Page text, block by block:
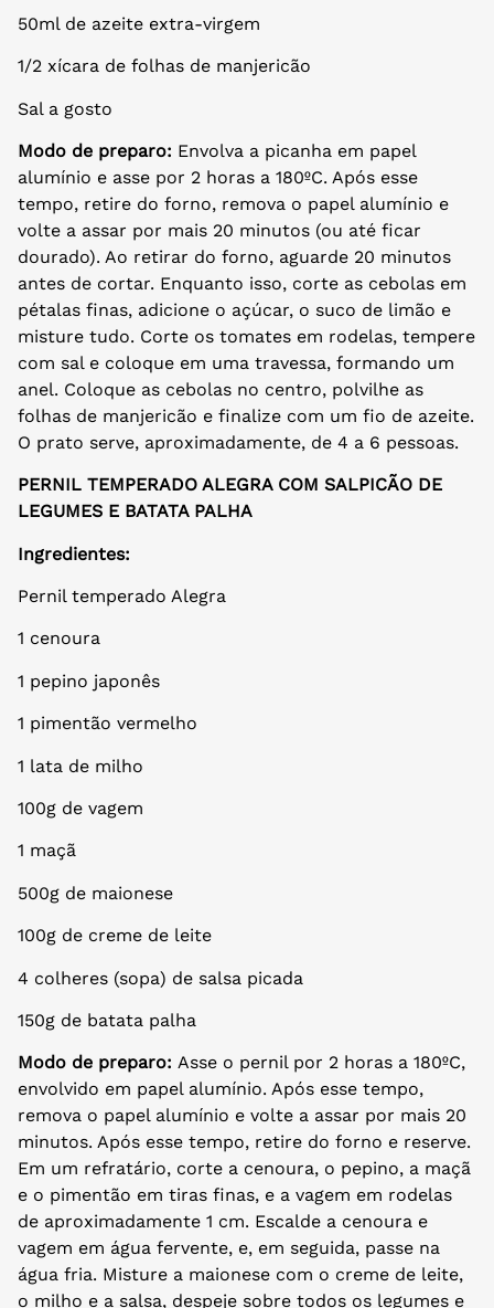
50ml de azeite extra-virgem
1/2 xícara de folhas de manjericão
Sal a gosto
Modo de preparo: Envolva a picanha em papel
alumínio e asse por 2 horas a 180ºC. Após esse
tempo, retire do forno, remova o papel alumínio e
volte a assar por mais 20 minutos (ou até ficar
dourado). Ao retirar do forno, aguarde 20 minutos
antes de cortar. Enquanto isso, corte as cebolas em
pétalas finas, adicione o açúcar, o suco de limão e
misture tudo. Corte os tomates em rodelas, tempere
com sal e coloque em uma travessa, formando um
anel. Coloque as cebolas no centro, polvilhe as
folhas de manjericão e finalize com um fio de azeite.
O prato serve, aproximadamente, de 4 a 6 pessoas.
PERNIL TEMPERADO ALEGRA COM SALPICÃO DE
LEGUMES E BATATA PALHA
Ingredientes:
Pernil temperado Alegra
1 cenoura
1 pepino japonês
1 pimentão vermelho
1 lata de milho
100g de vagem
1 maçã
500g de maionese
100g de creme de leite
4 colheres (sopa) de salsa picada
150g de batata palha
Modo de preparo: Asse o pernil por 2 horas a 180ºC,
envolvido em papel alumínio. Após esse tempo,
remova o papel alumínio e volte a assar por mais 20
minutos. Após esse tempo, retire do forno e reserve.
Em um refratário, corte a cenoura, o pepino, a maçã
e o pimentão em tiras finas, e a vagem em rodelas
de aproximadamente 1 cm. Escalde a cenoura e
vagem em água fervente, e, em seguida, passe na
água fria. Misture a maionese com o creme de leite,
o milho e a salsa, despeje sobre todos os legumes e